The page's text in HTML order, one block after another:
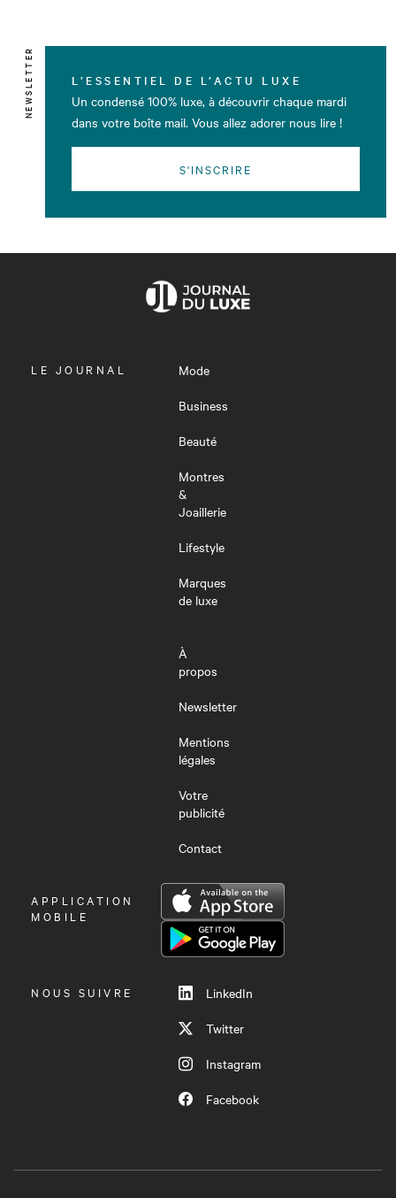
NEWSLETTER L’ESSENTIEL DE L’ACTU LUXE
Un condensé 100% luxe, à découvrir chaque mardi
dans votre boîte mail. Vous allez adorer nous lire !
S'INSCRIRE
OUVRIR
LE JOURNAL
Mode
Business
Beauté
Montres
&
Joaillerie
Lifestyle
Marques
de luxe
À
propos
Newsletter
Mentions
légales
Votre
publicité
Contact
OUVRIR
LE
APPLICATION
MOBILE
NOUS SUIVRE
LinkedIn
Twitter
Instagram
Facebook